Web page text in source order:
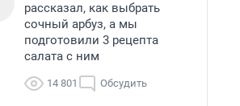
рассказал, как выбрать
сочный арбуз, а мы
подготовили 3 рецепта
салата с ним
14 801 Обсудить